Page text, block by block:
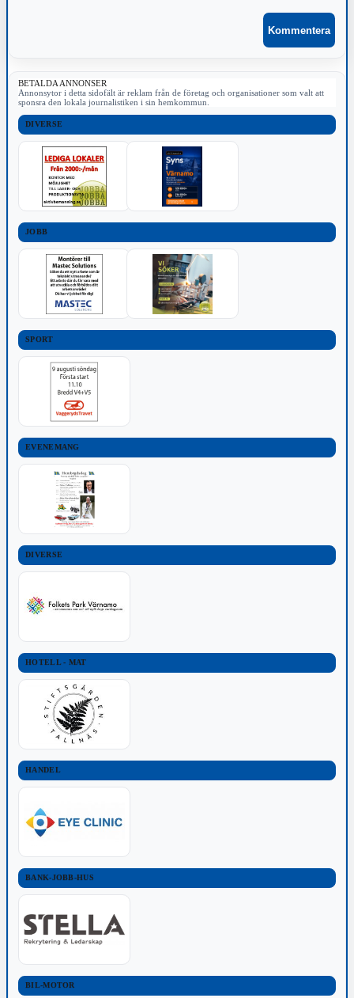
BETALDA ANNONSER
Annonsytor i detta sidofält är reklam från de företag och organisationer som valt att
sponsra den lokala journalistiken i sin hemkommun.
DIVERSE
JOBB
SPORT
EVENEMANG
DIVERSE
HOTELL - MAT
HANDEL
BANK-JOBB-HUS
BIL-MOTOR